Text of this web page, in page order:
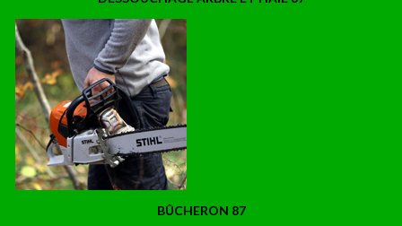
BÛCHERON 87